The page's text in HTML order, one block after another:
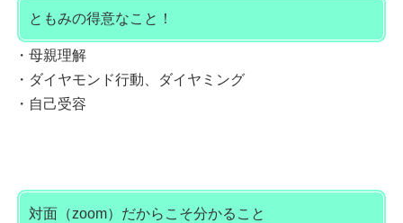
ともみの得意なこと！
・母親理解
・ダイヤモンド行動、ダイヤミング
・自己受容
対面（zoom）だからこそ分かること